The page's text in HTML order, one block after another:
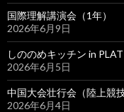
国際理解講演会（1年）
2026年6月9日
しののめキッチン in
2026年6月5日
中国大会壮行会（陸上競技
2026年6月4日